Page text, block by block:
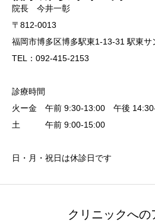
院長 今井一彰
〒812-0013
福岡市博多区博多駅東1-13-31 駅東サ
TEL：092-415-2153
診療時間
火ー金 午前 9:30-13:00 午後
土 午前 9:00-15:00
日・月・祝日は休診日です
クリニックへの